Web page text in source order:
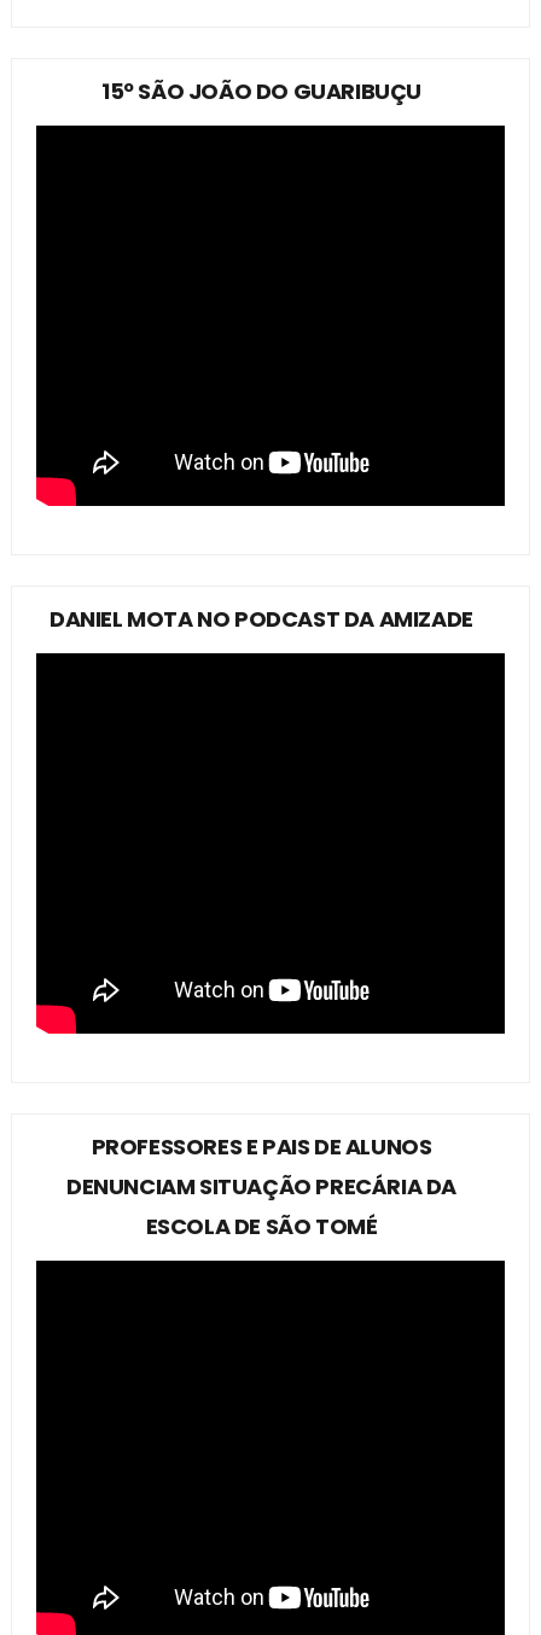
15º SÃO JOÃO DO GUARIBUÇU
DANIEL MOTA NO PODCAST DA AMIZADE
PROFESSORES E PAIS DE ALUNOS
DENUNCIAM SITUAÇÃO PRECÁRIA DA
ESCOLA DE SÃO TOMÉ